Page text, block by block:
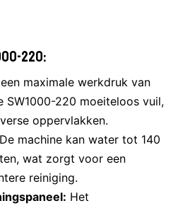
220:
maximale werkdruk van
220 moeiteloos vuil,
oppervlakken.
De machine kan water tot 140
wat zorgt voor een
reiniging.
Het